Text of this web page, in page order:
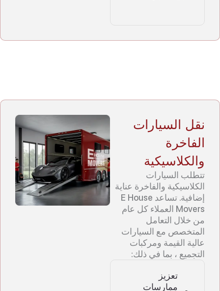
نقل السيارات
الفاخرة
والكلاسيكية
تتطلب السيارات
الكلاسيكية والفاخرة عناية
إضافية. تساعد E House
Movers العملاء كل عام
من خلال التعامل
المتخصص مع السيارات
عالية القيمة ومركبات
التجميع ، بما في ذلك:
تعزيز
ممارسات